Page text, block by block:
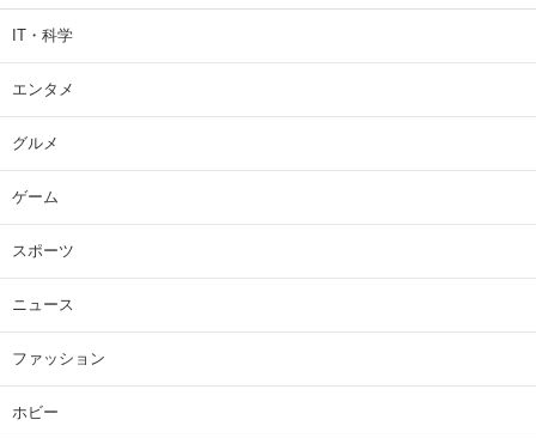
IT・科学
エンタメ
グルメ
ゲーム
スポーツ
ニュース
ファッション
ホビー